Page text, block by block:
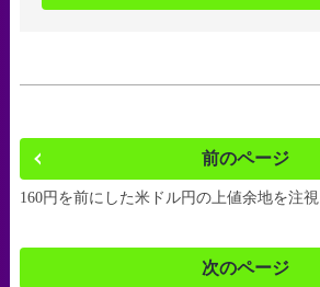
前のページ
160円を前にした米ドル円の上値余地を注視
次のページ